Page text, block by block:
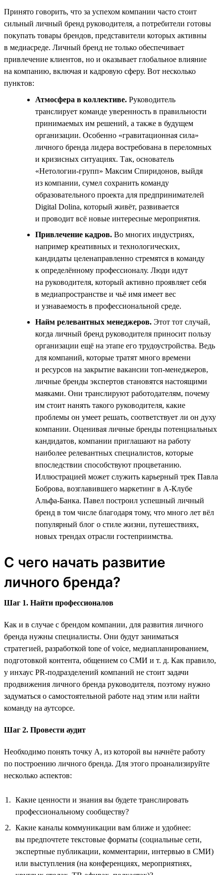
Принято говорить, что за успехом компании часто стоит
сильный личный бренд руководителя, а потребители готовы
покупать товары брендов, представители которых активны
в медиасреде. Личный бренд не только обеспечивает
привлечение клиентов, но и оказывает глобальное влияние
на компанию, включая и кадровую сферу. Вот несколько
пунктов:
Атмосфера в коллективе. Руководитель
транслирует команде уверенность в правильности
принимаемых им решений, а также в будущем
организации. Особенно «гравитационная сила»
личного бренда лидера востребована в переломных
и кризисных ситуациях. Так, основатель
«Нетологии-групп» Максим Спиридонов, выйдя
из компании, сумел сохранить команду
образовательного проекта для предпринимателей
Digital Dolina, который живёт, развивается
и проводит всё новые интересные мероприятия.
Привлечение кадров. Во многих индустриях,
например креативных и технологических,
кандидаты целенаправленно стремятся в команду
к определённому профессионалу. Люди идут
на руководителя, который активно проявляет себя
в медиапространстве и чьё имя имеет вес
и узнаваемость в профессиональной среде.
Найм релевантных менеджеров. Этот тот случай,
когда личный бренд руководителя приносит пользу
организации ещё на этапе его трудоустройства. Ведь
для компаний, которые тратят много времени
и ресурсов на закрытие вакансии топ-менеджеров,
личные бренды экспертов становятся настоящими
маяками. Они транслируют работодателям, почему
им стоит нанять такого руководителя, какие
проблемы он умеет решать, соответствует ли он духу
компании. Оценивая личные бренды потенциальных
кандидатов, компании приглашают на работу
наиболее релевантных специалистов, которые
впоследствии способствуют процветанию.
Иллюстрацией может служить карьерный трек Павла
Боброва, возглавившего маркетинг в А-Клубе
Альфа-Банка. Павел построил успешный личный
бренд в том числе благодаря тому, что много лет вёл
популярный блог о стиле жизни, путешествиях,
новых трендах отрасли гостеприимства.
С чего начать развитие
личного бренда?
Шаг 1. Найти профессионалов
Как и в случае с брендом компании, для развития личного
бренда нужны специалисты. Они будут заниматься
стратегией, разработкой tone of voice, медиапланированием,
подготовкой контента, общением со СМИ и т. д. Как правило,
у инхаус PR-подразделений компаний не стоит задачи
продвижения личного бренда руководителя, поэтому нужно
задуматься о самостоятельной работе над этим или найти
команду на аутсорсе.
Шаг 2. Провести аудит
Необходимо понять точку А, из которой вы начнёте работу
по построению личного бренда. Для этого проанализируйте
несколько аспектов:
Какие ценности и знания вы будете транслировать
профессиональному сообществу?
Какие каналы коммуникации вам ближе и удобнее:
вы предпочтете текстовые форматы (социальные сети,
экспертные публикации, комментарии, интервью в СМИ)
или выступления (на конференциях, мероприятиях,